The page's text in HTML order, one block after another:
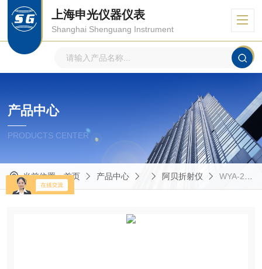
上海申光仪器仪表
Shanghai Shenguang Instrument
产品中心
PRODUCTS CENTER
当前位置：首页 产品中心 阿贝折射仪 WYA-2W双目阿贝折射仪